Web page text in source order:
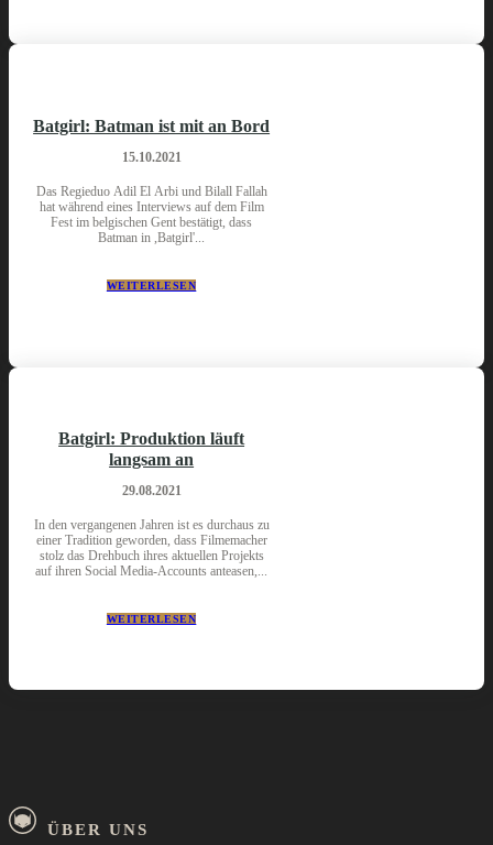
Batgirl: Batman ist mit an Bord
15.10.2021
Das Regieduo Adil El Arbi und Bilall Fallah
hat während eines Interviews auf dem Film
Fest im belgischen Gent bestätigt, dass
Batman in ,Batgirl'...
WEITERLESEN
Batgirl: Produktion läuft
langsam an
29.08.2021
In den vergangenen Jahren ist es durchaus zu
einer Tradition geworden, dass Filmemacher
stolz das Drehbuch ihres aktuellen Projekts
auf ihren Social Media-Accounts anteasen,...
WEITERLESEN
ÜBER UNS